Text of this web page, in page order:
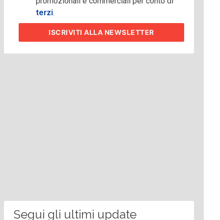
terzi.
ISCRIVITIALLA NEWSLETTER
Segui gli ultimi update